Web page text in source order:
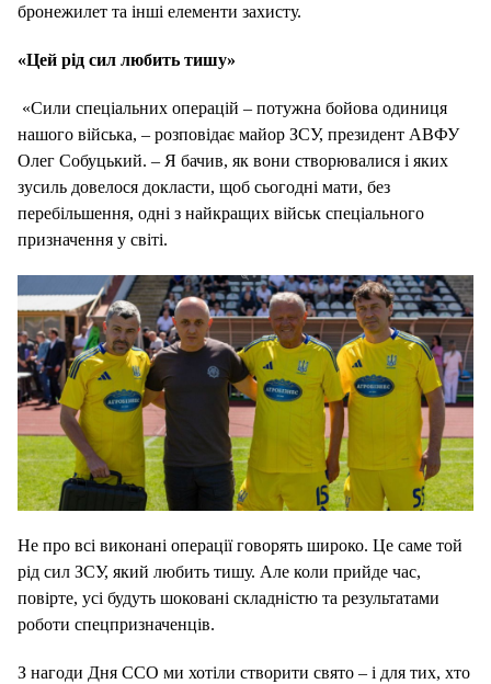
бронежилет та інші елементи захисту.
«Цей рід сил любить тишу»
«Сили спеціальних операцій – потужна бойова одиниця
нашого війська, – розповідає майор ЗСУ, президент АВФУ
Олег Собуцький. – Я бачив, як вони створювалися і яких
зусиль довелося докласти, щоб сьогодні мати, без
перебільшення, одні з найкращих військ спеціального
призначення у світі.
Не про всі виконані операції говорять широко. Це саме той
рід сил ЗСУ, який любить тишу. Але коли прийде час,
повірте, усі будуть шоковані складністю та результатами
роботи спецпризначенців.
З нагоди Дня ССО ми хотіли створити свято – і для тих, хто